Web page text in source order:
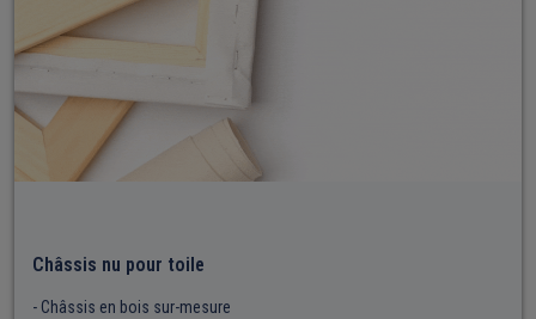
Châssis nu pour toile
- Châssis en bois sur-mesure